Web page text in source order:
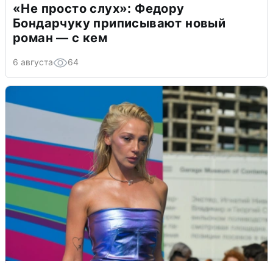
«Не просто слух»: Федору
Бондарчуку приписывают новый
роман — с кем
6 августа 64